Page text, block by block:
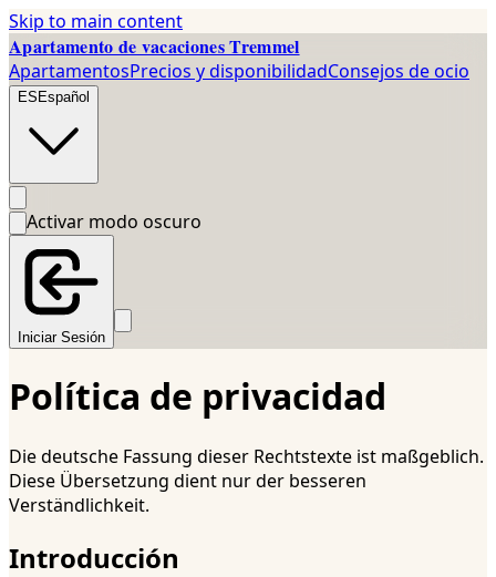
Skip to main content
Apartamento de vacaciones Tremmel
ApartamentosPrecios y disponibilidadConsejos de ocio
ES Español
Activar modo oscuro
Iniciar Sesión
Política de privacidad
Die deutsche Fassung dieser Rechtstexte ist maßgeblich.
Diese Übersetzung dient nur der besseren
Verständlichkeit.
Introducción